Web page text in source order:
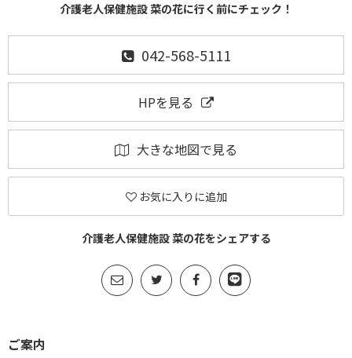
介護老人保健施設 菜の花に行く前にチェック！
042-568-5111
HPを見る
大きな地図で見る
お気に入りに追加
介護老人保健施設 菜の花をシェアする
ご案内